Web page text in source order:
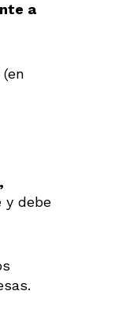
a
y debe